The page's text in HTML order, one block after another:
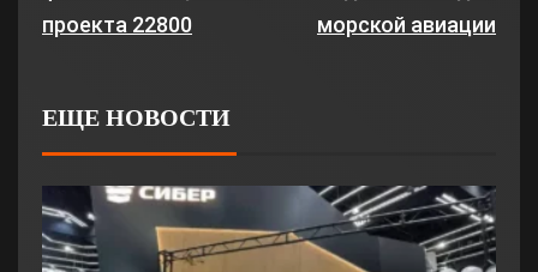
проекта 22800
морской авиации
ЕЩЕ НОВОСТИ